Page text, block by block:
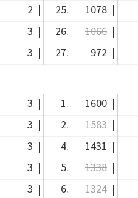
2 | 25. 1078 |
3 | 26. 1066 |
3 | 27. 972 |
3 | 1. 1600 |
3 | 2. 1583 |
3 | 4. 1431 |
3 | 5. 1338 |
3 | 6. 1324 |